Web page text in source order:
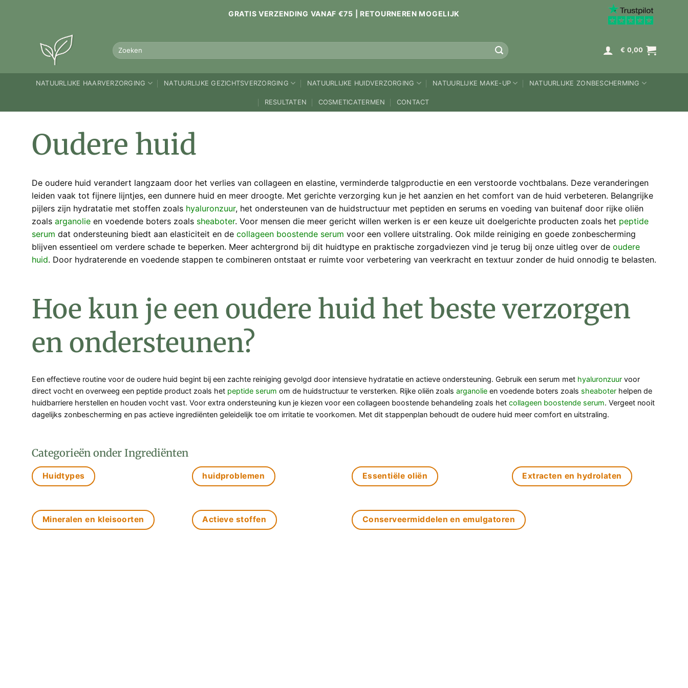
GRATIS VERZENDING VANAF €75 | RETOURNEREN MOGELIJK
Zoeken
naar:
€ 0,00
NATUURLIJKE HAARVERZORGING NATUURLIJKE GEZICHTSVERZORGING NATUURLIJKE HUIDVERZORGING NATUURLIJKE MAKE-UP NATUURLIJKE ZONBESCHERMING
RESULTATEN COSMETICATERMEN CONTACT
Oudere huid
De oudere huid verandert langzaam door het verlies van collageen en elastine, verminderde talgproductie en een verstoorde vochtbalans. Deze veranderingen
leiden vaak tot fijnere lijntjes, een dunnere huid en meer droogte. Met gerichte verzorging kun je het aanzien en het comfort van de huid verbeteren. Belangrijke
pijlers zijn hydratatie met stoffen zoals hyaluronzuur, het ondersteunen van de huidstructuur met peptiden en serums en voeding van buitenaf door rijke oliën
zoals arganolie en voedende boters zoals sheaboter. Voor mensen die meer gericht willen werken is er een keuze uit doelgerichte producten zoals het peptide
serum dat ondersteuning biedt aan elasticiteit en de collageen boostende serum voor een vollere uitstraling. Ook milde reiniging en goede zonbescherming
blijven essentieel om verdere schade te beperken. Meer achtergrond bij dit huidtype en praktische zorgadviezen vind je terug bij onze uitleg over de oudere
huid. Door hydraterende en voedende stappen te combineren ontstaat er ruimte voor verbetering van veerkracht en textuur zonder de huid onnodig te belasten.
Hoe kun je een oudere huid het beste verzorgen
en ondersteunen?
Een effectieve routine voor de oudere huid begint bij een zachte reiniging gevolgd door intensieve hydratatie en actieve ondersteuning. Gebruik een serum met hyaluronzuur voor
direct vocht en overweeg een peptide product zoals het peptide serum om de huidstructuur te versterken. Rijke oliën zoals arganolie en voedende boters zoals sheaboter helpen de
huidbarriere herstellen en houden vocht vast. Voor extra ondersteuning kun je kiezen voor een collageen boostende behandeling zoals het collageen boostende serum. Vergeet nooit
dagelijks zonbescherming en pas actieve ingrediënten geleidelijk toe om irritatie te voorkomen. Met dit stappenplan behoudt de oudere huid meer comfort en uitstraling.
Categorieën onder Ingrediënten
Huidtypes huidproblemen Essentiële oliën Extracten en hydrolaten
Mineralen en kleisoorten Actieve stoffen Conserveermiddelen en emulgatoren